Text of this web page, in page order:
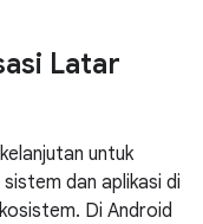
Latar
untuk
dan aplikasi di
Di Android